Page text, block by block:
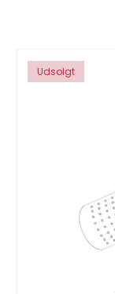
Udsolgt